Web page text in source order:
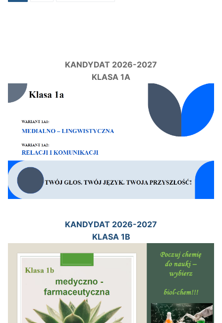
KANDYDAT 2026-2027
KLASA 1A
KANDYDAT 2026-2027
KLASA 1B